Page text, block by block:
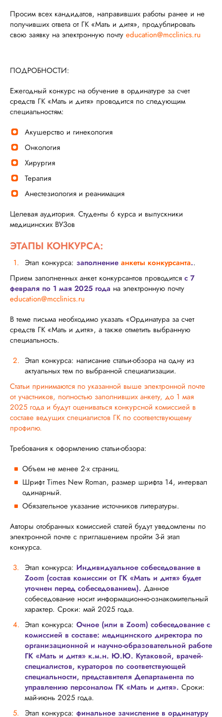
Просим всех кандидатов, направивших работы ранее и не
получивших ответа от ГК «Мать и дитя», продублировать
свою заявку на электронную почту education@mcclinics.ru
ПОДРОБНОСТИ:
Ежегодный конкурс на обучение в ординатуре за счет
средств ГК «Мать и дитя» проводится по следующим
специальностям:
Акушерство и гинекология
Онкология
Хирургия
Терапия
Анестезиология и реанимация
Целевая аудитория. Студенты 6 курса и выпускники
медицинских ВУЗов
ЭТАПЫ КОНКУРСА:
Этап конкурса: заполнение анкеты конкурсанта..
Прием заполненных анкет конкурсантов проводится с 7
февраля по 1 мая 2025 года на электронную почту
education@mcclinics.ru
В теме письма необходимо указать «Ординатура за счет
средств ГК «Мать и дитя», а также отметить выбранную
специальность.
Этап конкурса: написание статьи-обзора на одну из
актуальных тем по выбранной специализации.
Статьи принимаются по указанной выше электронной почте
от участников, полностью заполнивших анкету, до 1 мая
2025 года и будут оцениваться конкурсной комиссией в
составе ведущих специалистов ГК по соответствующему
профилю.
Требования к оформлению статьи-обзора:
Объем не менее 2-х страниц.
Шрифт Times New Roman, размер шрифта 14, интервал
одинарный.
Обязательное указание источников литературы.
Авторы отобранных комиссией статей будут уведомлены по
электронной почте с приглашением пройти 3-й этап
конкурса.
Этап конкурса: Индивидуальное собеседование в
Zoom (состав комиссии от ГК «Мать и дитя» будет
уточнен перед собеседованием). Данное
собеседование носит информационно-ознакомительный
характер. Сроки: май 2025 года.
Этап конкурса: Очное (или в Zoom) собеседование с
комиссией в составе: медицинского директора по
организационной и научно-образовательной работе
ГК «Мать и дитя» к.м.н. Ю.Ю. Кутаковой, врачей-
специалистов, кураторов по соответствующей
специальности, представителя Департамента по
управлению персоналом ГК «Мать и дитя». Сроки:
май-июнь 2025 года.
Этап конкурса: финальное зачисление в ординатуру